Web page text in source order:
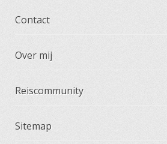
Contact
Over mij
Reiscommunity
Sitemap